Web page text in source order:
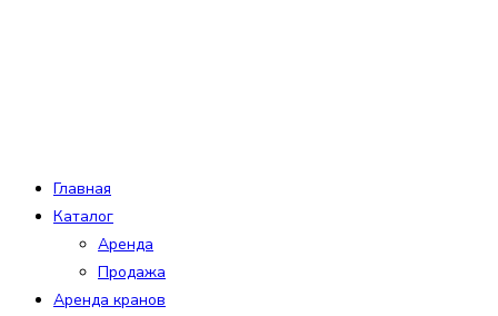
Главная
Каталог
Аренда
Продажа
Аренда кранов